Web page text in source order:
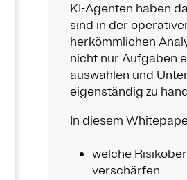
KI-Agenten haben
sind in der
herkömmlichen
nicht nur Aufgaben
auswählen und
eigenständig zu
In diesem
welche
verschärfen